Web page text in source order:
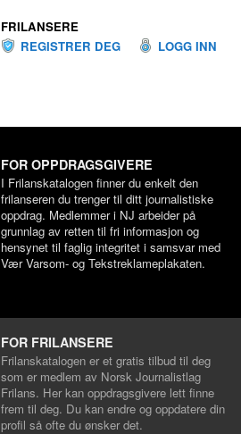
FRILANSERE
REGISTRER DEG
LOGG INN
FOR OPPDRAGSGIVERE
I Frilanskatalogen finner du enkelt den
frilanseren du trenger til ditt journalistiske
oppdrag. Medlemmer i NJ arbeider på
grunnlag av retten til fri informasjon og
hensynet til faglig integritet i samsvar med
Vær Varsom- og Tekstreklameplakaten.
FOR FRILANSERE
Frilanskatalogen er et gratis tilbud til deg
som er medlem av Norsk Journalistlag
Frilans. Her kan oppdragsgivere lett finne
frem til deg. Du kan endre og oppdatere din
profil så ofte du ønsker det.